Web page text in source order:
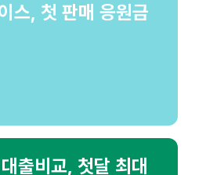
스, 첫 판매 응원금
출비교, 첫달 최대